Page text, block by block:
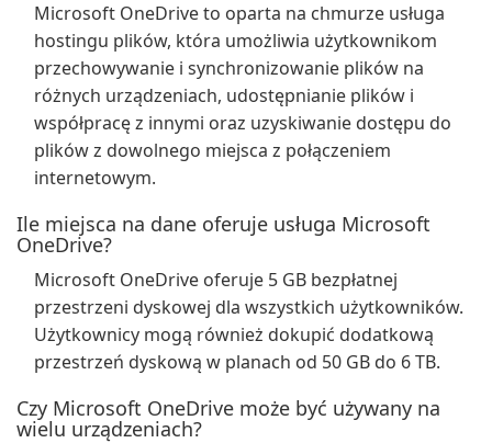
Microsoft OneDrive to oparta na chmurze usługa
hostingu plików, która umożliwia użytkownikom
przechowywanie i synchronizowanie plików na
różnych urządzeniach, udostępnianie plików i
współpracę z innymi oraz uzyskiwanie dostępu do
plików z dowolnego miejsca z połączeniem
internetowym.
Ile miejsca na dane oferuje usługa Microsoft
OneDrive?
Microsoft OneDrive oferuje 5 GB bezpłatnej
przestrzeni dyskowej dla wszystkich użytkowników.
Użytkownicy mogą również dokupić dodatkową
przestrzeń dyskową w planach od 50 GB do 6 TB.
Czy Microsoft OneDrive może być używany na
wielu urządzeniach?